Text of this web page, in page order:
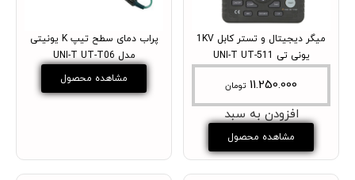
میگر دیجیتال و تستر کابل 1KV
یونی تی UNI-T UT-511
11.250.000 تومان
افزودن به سبد
مشاهده محصول
پراب دمای سطح تیپ K یونیتی
مدل UNI-T UT-T06
مشاهده محصول